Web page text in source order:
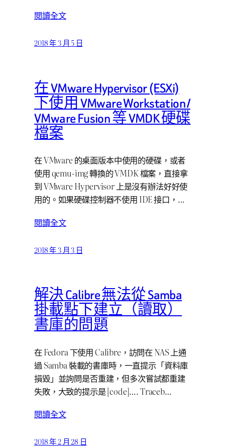
閱讀全文
2018 年 3 月 5 日
在 VMware Hypervisor (ESXi)
下使用 VMware Workstation /
VMware Fusion 等 VMDK 硬碟
檔案
在 VMware 的桌面版本中使用的硬碟，或者
使用 qemu-img 轉換的 VMDK 檔案，直接拿
到 VMware Hypervisor 上是沒有辦法好好使
用的。如果硬碟控制器不使用 IDE 接口，…
閱讀全文
2018 年 3 月 3 日
解決 Calibre 無法從 Samba
掛載點下建立（讀取）
書庫的問題
在 Fedora 下使用 Calibre，訪問在 NAS 上通
過 Samba 裝載的書庫時，一直提示「資料庫
損毀」並詢問是否重建，但多次嘗試都重建
失敗，大致的提示是 [code]…. Traceb…
閱讀全文
2018 年 2 月 28 日